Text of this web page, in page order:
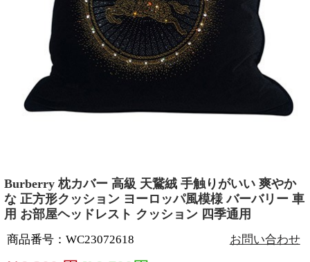
Burberry 枕カバー 高級 天鵞絨 手触りがいい 爽やか
な 正方形クッション ヨーロッパ風模様 バーバリー 車
用 お部屋ヘッドレスト クッション 四季通用
商品番号：WC23072618 お問い合わせ